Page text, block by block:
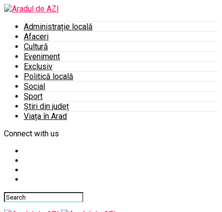
Administrație locală
Afaceri
Cultură
Eveniment
Exclusiv
Politică locală
Social
Sport
Știri din județ
Viața în Arad
Connect with us